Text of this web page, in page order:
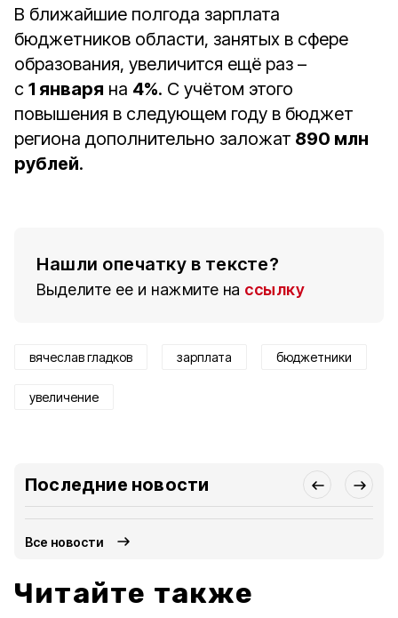
В ближайшие полгода зарплата
бюджетников области, занятых в сфере
образования, увеличится ещё раз –
с 1 января на 4%. С учётом этого
повышения в следующем году в бюджет
региона дополнительно заложат 890 млн
рублей.
Нашли опечатку в тексте?
Выделите ее и нажмите на ссылку
вячеслав гладков зарплата бюджетники
увеличение
Последние новости
Все новости
Читайте также